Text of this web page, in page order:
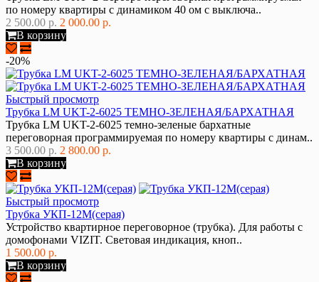
по номеру квартиры с динамиком 40 ом с выключа..
2 500.00 р. 2 000.00 р.
В корзину
-20%
Быстрый просмотр
Трубка LM UKT-2-6025 ТЕМНО-ЗЕЛЕНАЯ/БАРХАТНАЯ
Трубка LM UKT-2-6025 темно-зеленые бархатные
переговорная программируемая по номеру квартиры с динам..
3 500.00 р. 2 800.00 р.
В корзину
Быстрый просмотр
Трубка УКП-12М(серая)
Устройство квартирное переговорное (трубка). Для работы с
домофонами VIZIT. Световая индикация, кноп..
1 500.00 р.
В корзину